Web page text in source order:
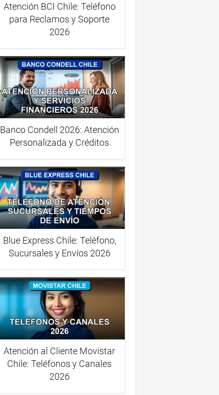
Atención BCI Chile: Teléfono
para Reclamos y Soporte
2026
Banco Condell 2026: Atención
Personalizada y Créditos
Blue Express Chile: Teléfono,
Sucursales y Envíos 2026
Atención al Cliente Movistar
Chile: Teléfonos y Canales
2026